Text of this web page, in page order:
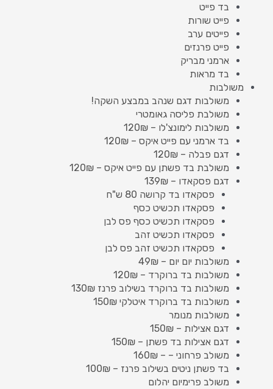
בד פייט
פייט שורות
פייטים ערב
פייט פרנזים
ארמני מבריק
בד מראות
משולבות
משולבות דגם שנהב במבצע השקה!
משולבת פליסה גאומטרי
משולבות לימונצ'לו – 120₪
בד ארמני עם פייט איקס – 120₪
דגם פבלה – 120₪
משולבת בד פשתן עם פייט איקס – 120₪
דגם פסקאדו – 139₪
פסקאדו בד קרושה 80 ש"ח
פסקאדו תכשיט כסף
פסקאדו תכשיט כסף פס לבן
פסקאדו תכשיט זהב
פסקאדו תכשיט זהב פס לבן
משולבות יום יום – 49₪
משולבות בד ברוקרד – 120₪
משולבות בד ברוקרד בשילוב פרנז 130₪
משולבות בד ברוקרד איטלקי 150₪
משולבות מנומר
דגם אצילות – 150₪
דגם אצילות בד פשתן – 150₪
משולב פרחוני – – 160₪
בד פשתן ניטים בשילוב פרנז – 100₪
משולב פרימיום יהלום